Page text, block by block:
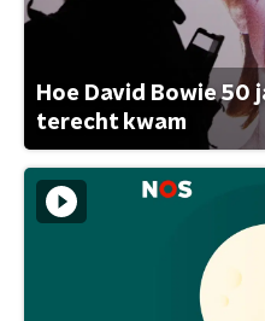
Hoe David Bowie 50
terecht kwam